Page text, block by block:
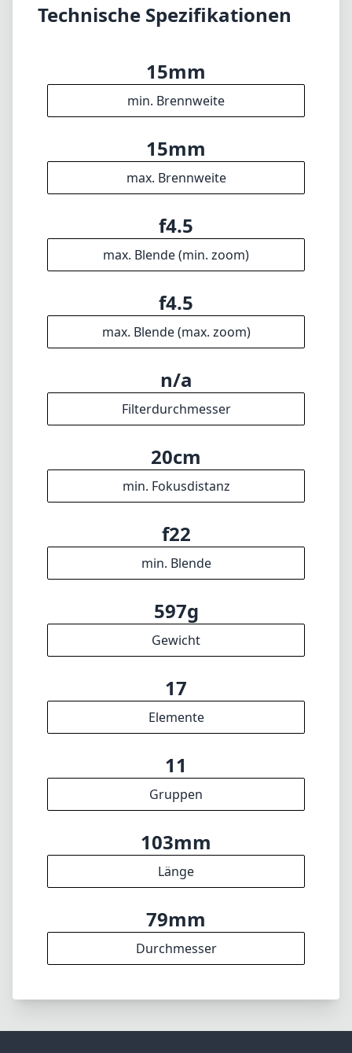
Technische Spezifikationen
15mm
min. Brennweite
15mm
max. Brennweite
f4.5
max. Blende (min. zoom)
f4.5
max. Blende (max. zoom)
n/a
Filterdurchmesser
20cm
min. Fokusdistanz
f22
min. Blende
597g
Gewicht
17
Elemente
11
Gruppen
103mm
Länge
79mm
Durchmesser